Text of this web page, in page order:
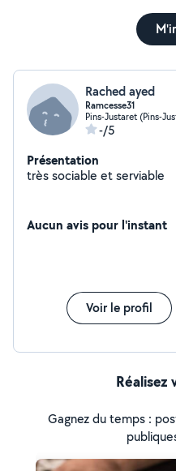
Rached ayed
Ramcesse31
Pins-Justaret (Pins-
-/5
Présentation
très sociable et serviable
Aucun avis pour l'instant
Voir le profil
Réalisez
Gagnez du temps :